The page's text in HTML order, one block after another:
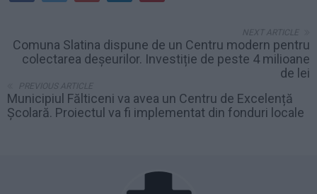
NEXT ARTICLE
Comuna Slatina dispune de un Centru modern pentru
colectarea deșeurilor. Investiție de peste 4 milioane
de lei
PREVIOUS ARTICLE
Municipiul Fălticeni va avea un Centru de Excelență
Școlară. Proiectul va fi implementat din fonduri locale